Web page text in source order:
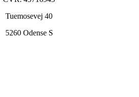
Tuemosevej 40
5260 Odense S